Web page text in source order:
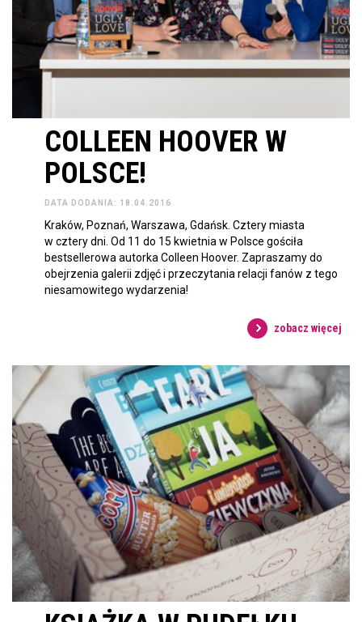
COLLEEN HOOVER W
POLSCE!
DATA DODANIA: 18.04.2016
Kraków, Poznań, Warszawa, Gdańsk. Cztery miasta
w cztery dni. Od 11 do 15 kwietnia w Polsce gościła
bestsellerowa autorka Colleen Hoover. Zapraszamy do
obejrzenia galerii zdjęć i przeczytania relacji fanów z tego
niesamowitego wydarzenia!
zobacz więcej